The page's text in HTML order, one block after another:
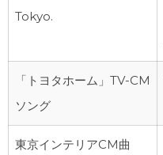
Tokyo.
「トヨタホーム」TV-CM
ソング
東京インテリアCM曲